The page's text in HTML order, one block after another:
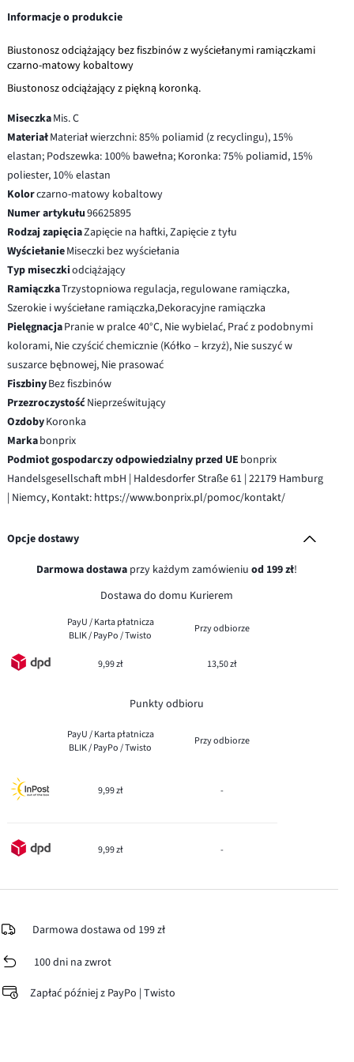
Informacje o produkcie
Biustonosz odciążający bez fiszbinów z wyściełanymi ramiączkami
czarno-matowy kobaltowy
Biustonosz odciążający z piękną koronką.
MiseczkaMis. C
MateriałMateriał wierzchni: 85% poliamid (z recyclingu), 15%
elastan; Podszewka: 100% bawełna; Koronka: 75% poliamid, 15%
poliester, 10% elastan
Kolorczarno-matowy kobaltowy
Numer artykułu96625895
Rodzaj zapięciaZapięcie na haftki, Zapięcie z tyłu
WyściełanieMiseczki bez wyściełania
Typ miseczkiodciążający
RamiączkaTrzystopniowa regulacja, regulowane ramiączka,
Szerokie i wyściełane ramiączka,Dekoracyjne ramiączka
PielęgnacjaPranie w pralce 40°C, Nie wybielać, Prać z podobnymi
kolorami, Nie czyścić chemicznie (Kółko – krzyż), Nie suszyć w
suszarce bębnowej, Nie prasować
FiszbinyBez fiszbinów
PrzezroczystośćNieprześwitujący
OzdobyKoronka
Markabonprix
Podmiot gospodarczy odpowiedzialny przed UE bonprix
Handelsgesellschaft mbH | Haldesdorfer Straße 61 | 22179 Hamburg
| Niemcy, Kontakt: https://www.bonprix.pl/pomoc/kontakt/
Opcje dostawy
Darmowa dostawaprzy każdym zamówieniu od 199 zł!
Dostawa do domu Kurierem
PayU / Karta płatnicza
BLIK / PayPo / Twisto
Przy odbiorze
9,99 zł 13,50 zł
Punkty odbioru
PayU / Karta płatnicza
BLIK / PayPo / Twisto
Przy odbiorze
9,99 zł -
9,99 zł -
Darmowa dostawa od 199 zł
100 dni na zwrot
Zapłać później z PayPo | Twisto